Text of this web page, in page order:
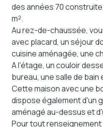
des années 70 construite
m².
Au rez-de-chaussée,
avec placard, un séjour
cuisine aménagée, une
A l'étage, un couloir
bureau, une salle de bain
Cette maison avec une
dispose également d'un
aménagé au-dessus et
Pour tout